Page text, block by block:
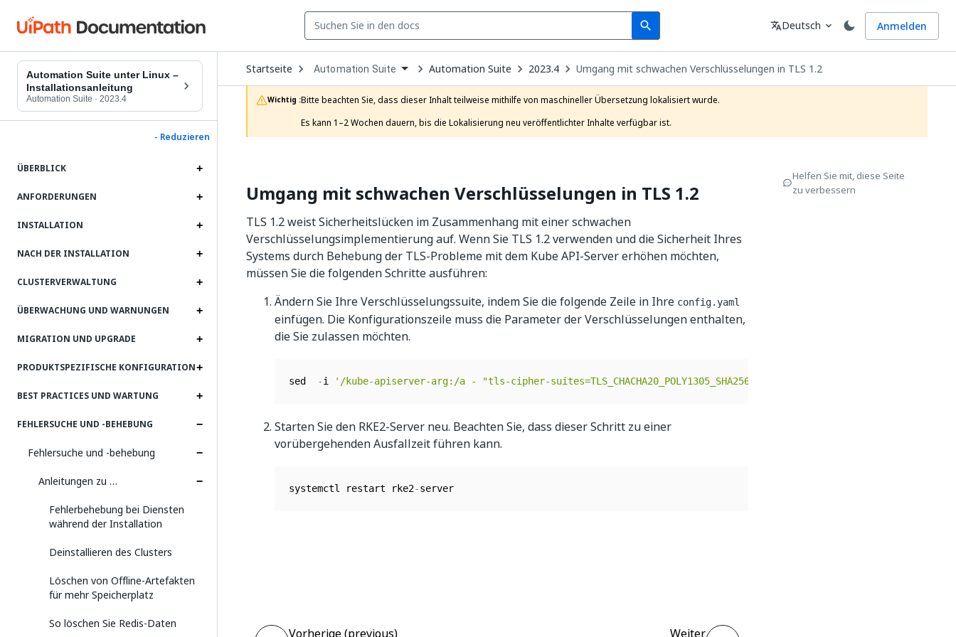
search
Search Sprache
translateDeutsch expand_more Anmelden
Automation Suite unter Linux –
Installationsanleitung
Automation Suite · 2023.4
- Reduzieren
ÜBERBLICK
ANFORDERUNGEN
INSTALLATION
NACH DER INSTALLATION
CLUSTERVERWALTUNG
ÜBERWACHUNG UND WARNUNGEN
MIGRATION UND UPGRADE
PRODUKTSPEZIFISCHE KONFIGURATION
BEST PRACTICES UND WARTUNG
FEHLERSUCHE UND ‑BEHEBUNG
Fehlersuche und ‑behebung
Anleitungen zu …
Fehlerbehebung bei Diensten
während der Installation
Deinstallieren des Clusters
Löschen von Offline-Artefakten
für mehr Speicherplatz
So löschen Sie Redis-Daten
Startseite Open
Dropdown
to
choose
product
Automation Suite Automation Suite 2023.4 Umgang mit schwachen Verschlüsselungen in TLS 1.2
Wichtig :Bitte beachten Sie, dass dieser Inhalt teilweise mithilfe von maschineller Übersetzung lokalisiert wurde.
Es kann 1–2 Wochen dauern, bis die Lokalisierung neu veröffentlichter Inhalte verfügbar ist.
Umgang mit schwachen Verschlüsselungen in TLS 1.2
TLS 1.2 weist Sicherheitslücken im Zusammenhang mit einer schwachen
Verschlüsselungsimplementierung auf. Wenn Sie TLS 1.2 verwenden und die Sicherheit Ihres
Systems durch Behebung der TLS-Probleme mit dem Kube API-Server erhöhen möchten,
müssen Sie die folgenden Schritte ausführen:
Ändern Sie Ihre Verschlüsselungssuite, indem Sie die folgende Zeile in Ihre config.yaml
einfügen. Die Konfigurationszeile muss die Parameter der Verschlüsselungen enthalten,
die Sie zulassen möchten.
sed -i '/kube-apiserver-arg:/a - "tls-cipher-
Starten Sie den RKE2-Server neu. Beachten Sie, dass dieser Schritt zu einer
vorübergehenden Ausfallzeit führen kann.
systemctl restart rke2-server
Helfen Sie mit, diese Seite
zu verbessern
Vorherige (previous) Weiter